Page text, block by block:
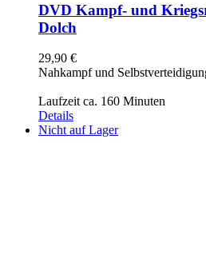
DVD Kampf- und
Dolch
29,90 €
Nahkampf und
Laufzeit ca. 160 Minuten
Details
Nicht auf Lager